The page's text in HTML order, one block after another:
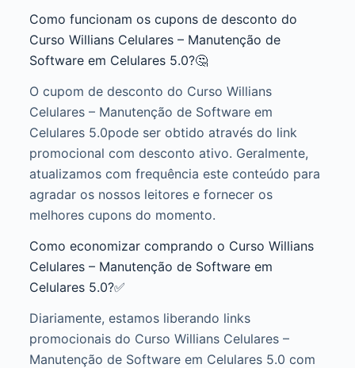
Como funcionam os cupons de desconto do
Curso Willians Celulares – Manutenção de
Software em Celulares 5.0?🤔
O cupom de desconto do Curso Willians
Celulares – Manutenção de Software em
Celulares 5.0pode ser obtido através do link
promocional com desconto ativo. Geralmente,
atualizamos com frequência este conteúdo para
agradar os nossos leitores e fornecer os
melhores cupons do momento.
Como economizar comprando o Curso Willians
Celulares – Manutenção de Software em
Celulares 5.0?✅
Diariamente, estamos liberando links
promocionais do Curso Willians Celulares –
Manutenção de Software em Celulares 5.0 com